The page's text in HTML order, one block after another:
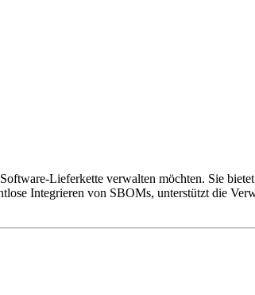
Lieferkette verwalten möchten. Sie
Integrieren von SBOMs, unterstützt die